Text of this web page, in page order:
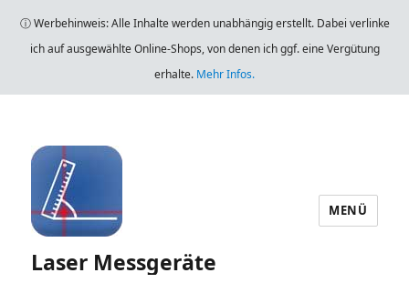
ⓘ Werbehinweis: Alle Inhalte werden unabhängig erstellt. Dabei verlinke
ich auf ausgewählte Online-Shops, von denen ich ggf. eine Vergütung
erhalte. Mehr Infos.
Laser Messgeräte
MENÜ